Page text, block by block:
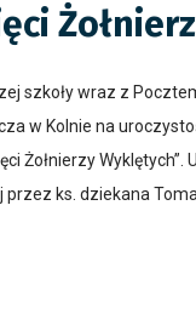
szkoły wraz z
w Kolnie na
Żołnierzy
ks. dziekana